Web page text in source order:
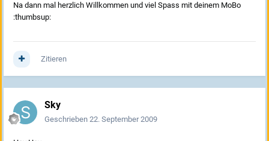
Na dann mal herzlich Willkommen und viel Spass mit deinem MoBo
:thumbsup:
Zitieren
Sky
Geschrieben 22. September 2009